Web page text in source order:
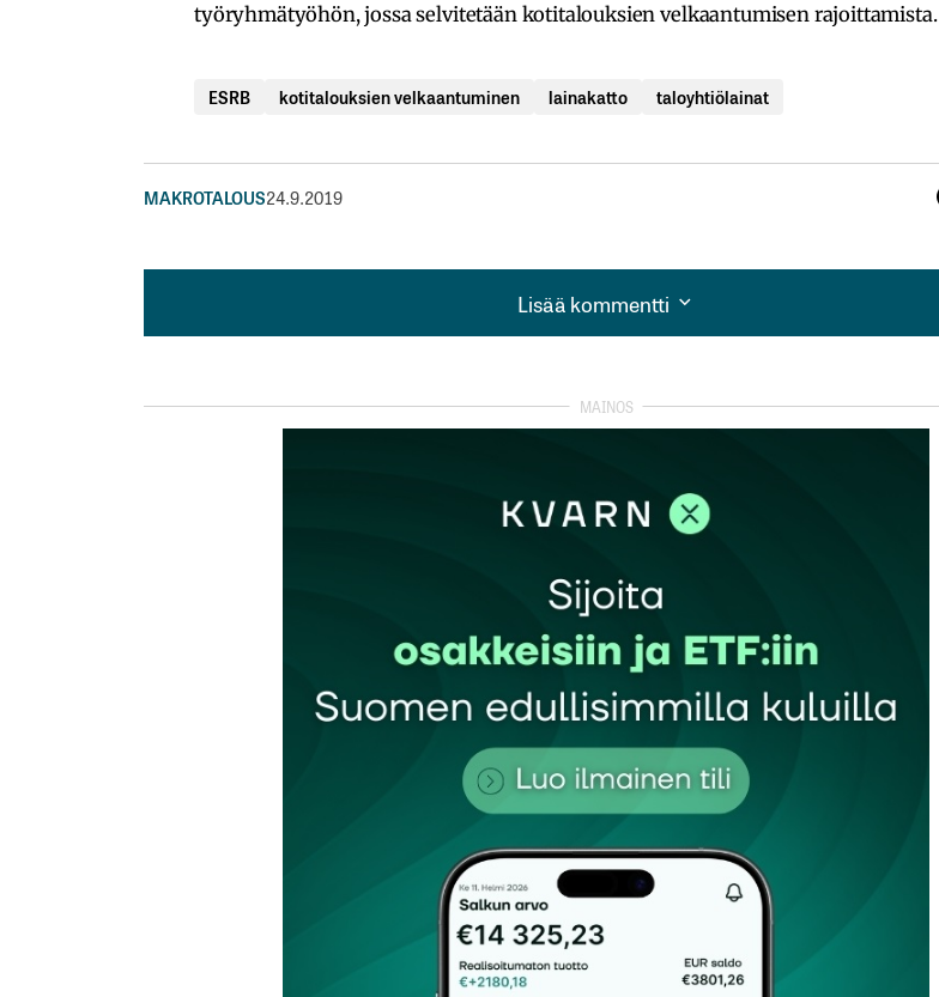
työryhmätyöhön, jossa selvitetään kotitalouksien velkaantumisen rajoittamista.
ESRB kotitalouksien velkaantuminen lainakatto taloyhtiölainat
MAKROTALOUS24.9.2019
Lisää kommentti
Lisää kommentti
Sähköpostiosoitteesi
Tilaa SalkunRakentajan uutiskirje